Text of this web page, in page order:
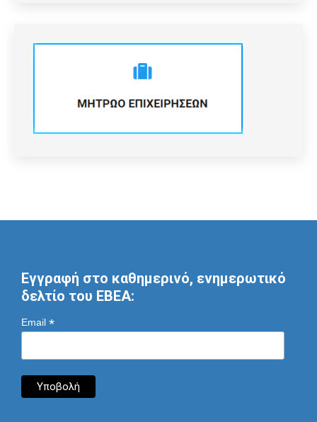
Εγγραφή στο καθημερινό, ενημερωτικό
δελτίο του ΕΒΕΑ:
Email *